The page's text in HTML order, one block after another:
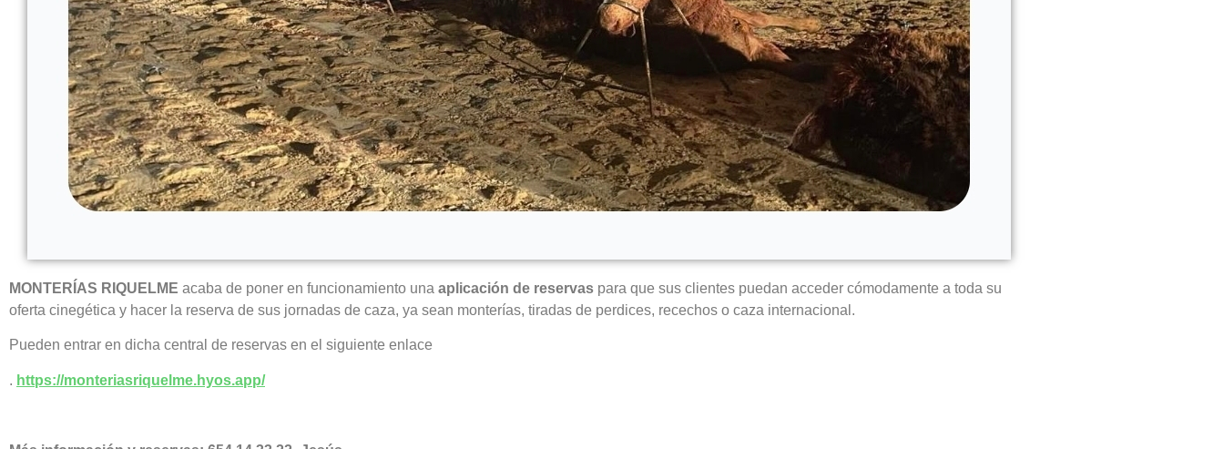
MONTERÍAS RIQUELME acaba de poner en funcionamiento una aplicación de reservas para que sus clientes puedan acceder cómodamente a toda su
oferta cinegética y hacer la reserva de sus jornadas de caza, ya sean monterías, tiradas de perdices, recechos o caza internacional.
Pueden entrar en dicha central de reservas en el siguiente enlace
. https://monteriasriquelme.hyos.app/